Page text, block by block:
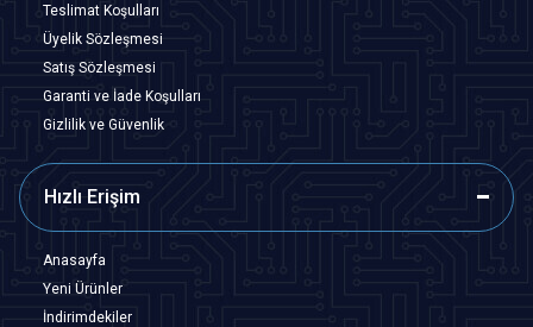
Teslimat Koşulları
Üyelik Sözleşmesi
Satış Sözleşmesi
Garanti ve İade Koşulları
Gizlilik ve Güvenlik
Hızlı Erişim
Anasayfa
Yeni Ürünler
İndirimdekiler